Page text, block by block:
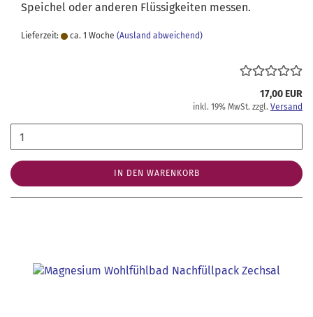
Speichel oder anderen Flüssigkeiten messen.
Lieferzeit: ca. 1 Woche (Ausland abweichend)
17,00 EUR
inkl. 19% MwSt. zzgl. Versand
IN DEN WARENKORB